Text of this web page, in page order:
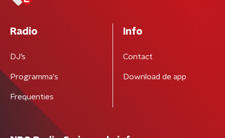
Radio
DJ’s
Programma's
Frequenties
Info
Contact
Download de app